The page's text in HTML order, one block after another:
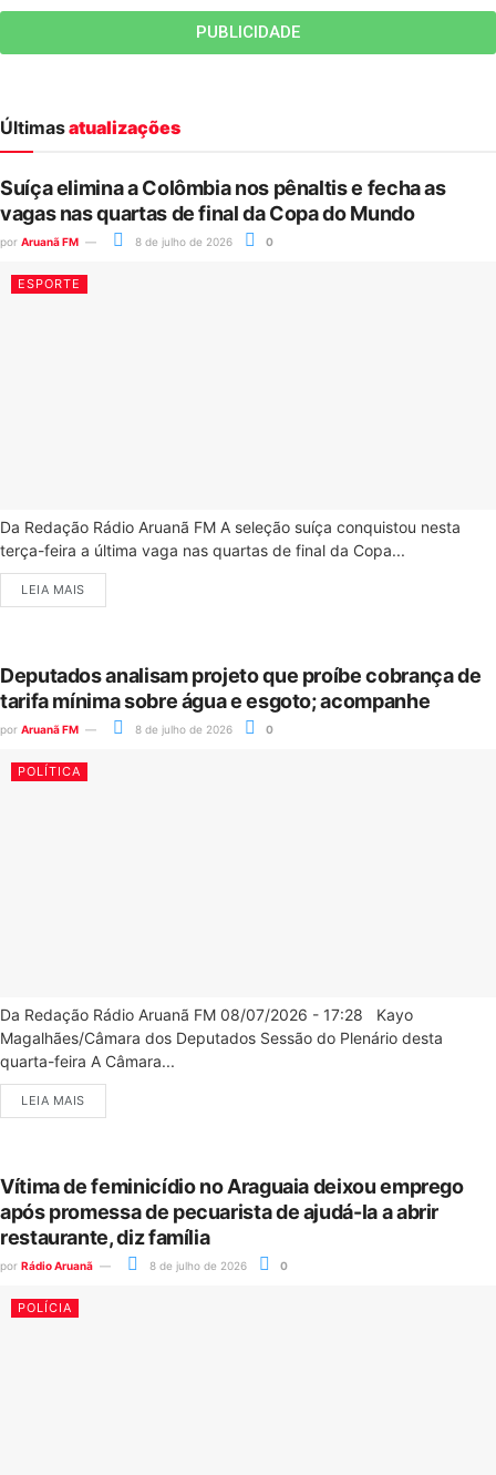
PUBLICIDADE
Últimasatualizações
Suíça elimina a Colômbia nos pênaltis e fecha as
vagas nas quartas de final da Copa do Mundo
por Aruanã FM 8 de julho de 2026 0
ESPORTE
Da Redação Rádio Aruanã FM A seleção suíça conquistou nesta
terça-feira a última vaga nas quartas de final da Copa...
LEIA MAIS
Deputados analisam projeto que proíbe cobrança de
tarifa mínima sobre água e esgoto; acompanhe
por Aruanã FM 8 de julho de 2026 0
POLÍTICA
Da Redação Rádio Aruanã FM 08/07/2026 - 17:28 Kayo
Magalhães/Câmara dos Deputados Sessão do Plenário desta
quarta-feira A Câmara...
LEIA MAIS
Vítima de feminicídio no Araguaia deixou emprego
após promessa de pecuarista de ajudá-la a abrir
restaurante, diz família
por Rádio Aruanã 8 de julho de 2026 0
POLÍCIA